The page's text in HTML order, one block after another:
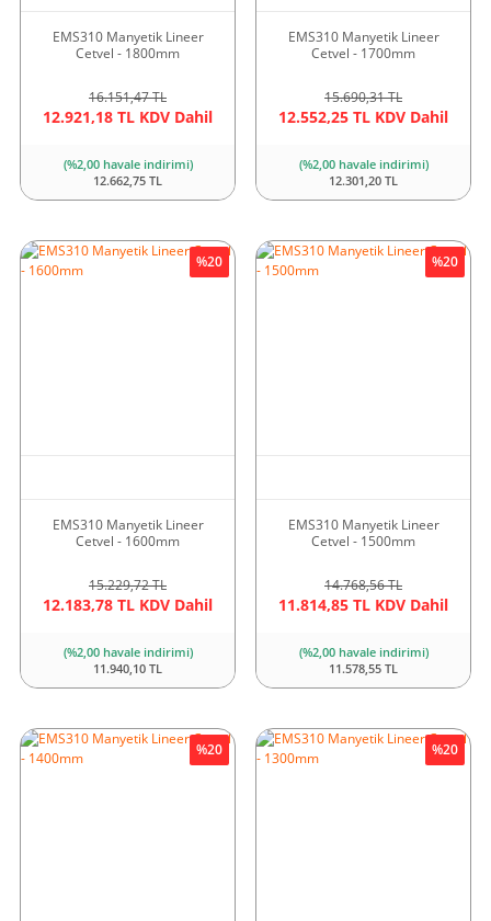
EMS310 Manyetik Lineer
Cetvel - 1800mm
16.151,47 TL
12.921,18 TL KDV Dahil
(%2,00 havale indirimi)
12.662,75 TL
EMS310 Manyetik Lineer
Cetvel - 1700mm
15.690,31 TL
12.552,25 TL KDV Dahil
(%2,00 havale indirimi)
12.301,20 TL
EMS310 Manyetik Lineer
Cetvel - 1600mm
15.229,72 TL
12.183,78 TL KDV Dahil
%20
(%2,00 havale indirimi)
11.940,10 TL
EMS310 Manyetik Lineer
Cetvel - 1500mm
14.768,56 TL
11.814,85 TL KDV Dahil
%20
(%2,00 havale indirimi)
11.578,55 TL
%20 %20